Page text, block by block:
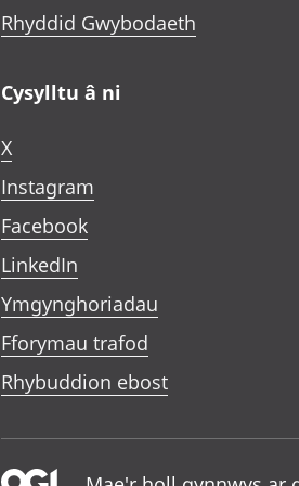
Rhyddid Gwybodaeth
Cysylltu â ni
X
Instagram
Facebook
LinkedIn
Ymgynghoriadau
Fforymau trafod
Rhybuddion ebost